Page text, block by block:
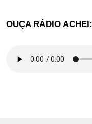
OUÇA RÁDIO ACHEI: